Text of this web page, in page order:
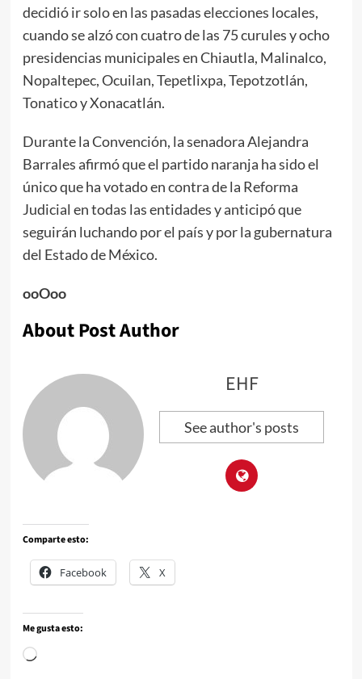
decidió ir solo en las pasadas elecciones locales,
cuando se alzó con cuatro de las 75 curules y ocho
presidencias municipales en Chiautla, Malinalco,
Nopaltepec, Ocuilan, Tepetlixpa, Tepotzotlán,
Tonatico y Xonacatlán.
Durante la Convención, la senadora Alejandra
Barrales afirmó que el partido naranja ha sido el
único que ha votado en contra de la Reforma
Judicial en todas las entidades y anticipó que
seguirán luchando por el país y por la gubernatura
del Estado de México.
ooOoo
About Post Author
EHF
See author's posts
Comparte esto:
Facebook X
Me gusta esto: